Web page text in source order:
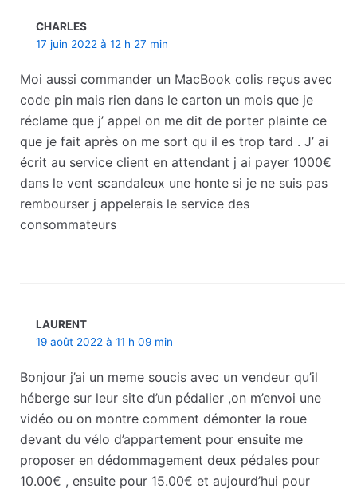
CHARLES
17 juin 2022 à 12 h 27 min
Moi aussi commander un MacBook colis reçus avec
code pin mais rien dans le carton un mois que je
réclame que j’ appel on me dit de porter plainte ce
que je fait après on me sort qu il es trop tard . J’ ai
écrit au service client en attendant j ai payer 1000€
dans le vent scandaleux une honte si je ne suis pas
rembourser j appelerais le service des
consommateurs
LAURENT
19 août 2022 à 11 h 09 min
Bonjour j’ai un meme soucis avec un vendeur qu’il
héberge sur leur site d’un pédalier ,on m’envoi une
vidéo ou on montre comment démonter la roue
devant du vélo d’appartement pour ensuite me
proposer en dédommagement deux pédales pour
10.00€ , ensuite pour 15.00€ et aujourd’hui pour